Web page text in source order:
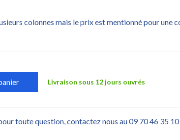
colonnes mais le prix est mentionné pour une
Livraison sous 12 jours ouvrés
toute question, contactez nous au 09 70 46 35